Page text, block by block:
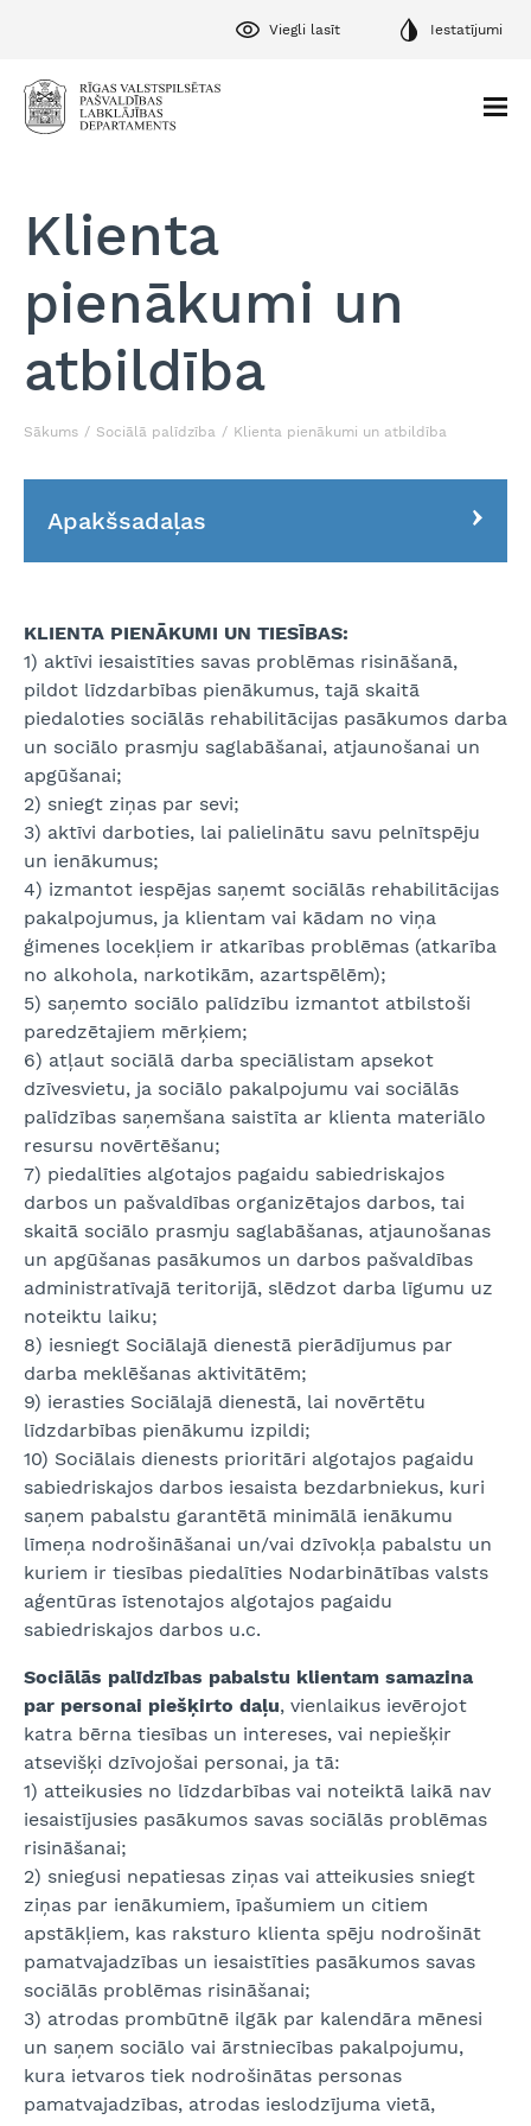
Viegli lasīt Iestatījumi
Klienta
pienākumi un
atbildība
Sākums Sociālā palīdzība Klienta pienākumi un atbildība
Apakšsadaļas
KLIENTA PIENĀKUMI UN TIESĪBAS:
1) aktīvi iesaistīties savas problēmas risināšanā,
pildot līdzdarbības pienākumus, tajā skaitā
piedaloties sociālās rehabilitācijas pasākumos darba
un sociālo prasmju saglabāšanai, atjaunošanai un
apgūšanai;
2) sniegt ziņas par sevi;
3) aktīvi darboties, lai palielinātu savu pelnītspēju
un ienākumus;
4) izmantot iespējas saņemt sociālās rehabilitācijas
pakalpojumus, ja klientam vai kādam no viņa
ģimenes locekļiem ir atkarības problēmas (atkarība
no alkohola, narkotikām, azartspēlēm);
5) saņemto sociālo palīdzību izmantot atbilstoši
paredzētajiem mērķiem;
6) atļaut sociālā darba speciālistam apsekot
dzīvesvietu, ja sociālo pakalpojumu vai sociālās
palīdzības saņemšana saistīta ar klienta materiālo
resursu novērtēšanu;
7) piedalīties algotajos pagaidu sabiedriskajos
darbos un pašvaldības organizētajos darbos, tai
skaitā sociālo prasmju saglabāšanas, atjaunošanas
un apgūšanas pasākumos un darbos pašvaldības
administratīvajā teritorijā, slēdzot darba līgumu uz
noteiktu laiku;
8) iesniegt Sociālajā dienestā pierādījumus par
darba meklēšanas aktivitātēm;
9) ierasties Sociālajā dienestā, lai novērtētu
līdzdarbības pienākumu izpildi;
10) Sociālais dienests prioritāri algotajos pagaidu
sabiedriskajos darbos iesaista bezdarbniekus, kuri
saņem pabalstu garantētā minimālā ienākumu
līmeņa nodrošināšanai un/vai dzīvokļa pabalstu un
kuriem ir tiesības piedalīties Nodarbinātības valsts
aģentūras īstenotajos algotajos pagaidu
sabiedriskajos darbos u.c.
Sociālās palīdzības pabalstu klientam samazina
par personai piešķirto daļu, vienlaikus ievērojot
katra bērna tiesības un intereses, vai nepiešķir
atsevišķi dzīvojošai personai, ja tā:
1) atteikusies no līdzdarbības vai noteiktā laikā nav
iesaistījusies pasākumos savas sociālās problēmas
risināšanai;
2) sniegusi nepatiesas ziņas vai atteikusies sniegt
ziņas par ienākumiem, īpašumiem un citiem
apstākļiem, kas raksturo klienta spēju nodrošināt
pamatvajadzības un iesaistīties pasākumos savas
sociālās problēmas risināšanai;
3) atrodas prombūtnē ilgāk par kalendāra mēnesi
un saņem sociālo vai ārstniecības pakalpojumu,
kura ietvaros tiek nodrošinātas personas
pamatvajadzības, atrodas ieslodzījuma vietā,